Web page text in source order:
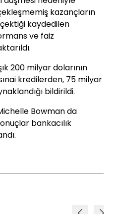
kazançların
kaydedilen
ve faiz
200 milyar dolarının
kredilerden, 75 milyar
bildirildi.
Bowman da
bankacılık